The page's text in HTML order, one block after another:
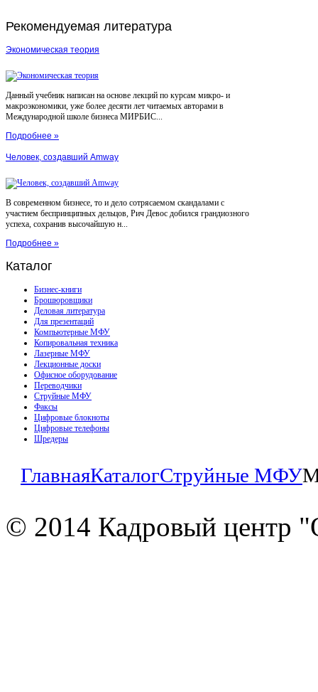
Рекомендуемая литература
Экономическая теория
Данный учебник написан на основе лекций по курсам микро- и
макроэкономики, уже более десяти лет читаемых авторами в
Международной школе бизнеса МИРБИС...
Подробнее »
Человек, создавший Amway
В современном бизнесе, то и дело сотрясаемом скандалами с
участием беспринципных дельцов, Рич Девос добился грандиозного
успеха, сохранив высочайшую н...
Подробнее »
Каталог
Бизнес-книги
Брошюровщики
Деловая литература
Для презентаций
Компьютерные МФУ
Копировальная техника
Лазерные МФУ
Лекционные доски
Офисное оборудование
Переводчики
Струйные МФУ
Факсы
Цифровые блокноты
Цифровые телефоны
Шредеры
ГлавнаяКаталогСтруйные МФУ
© 2014 Кадровый центр